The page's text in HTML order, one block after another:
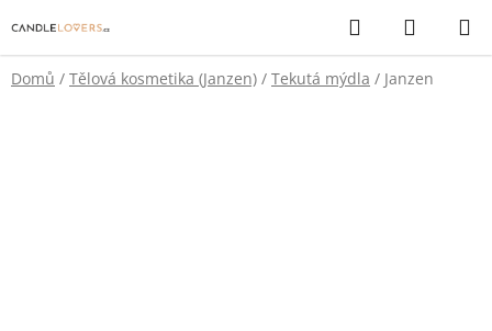
na
obsah
Hledat
KOŠÍK
Domů / Tělová kosmetika (Janzen) / Tekutá mýdla / Janzen